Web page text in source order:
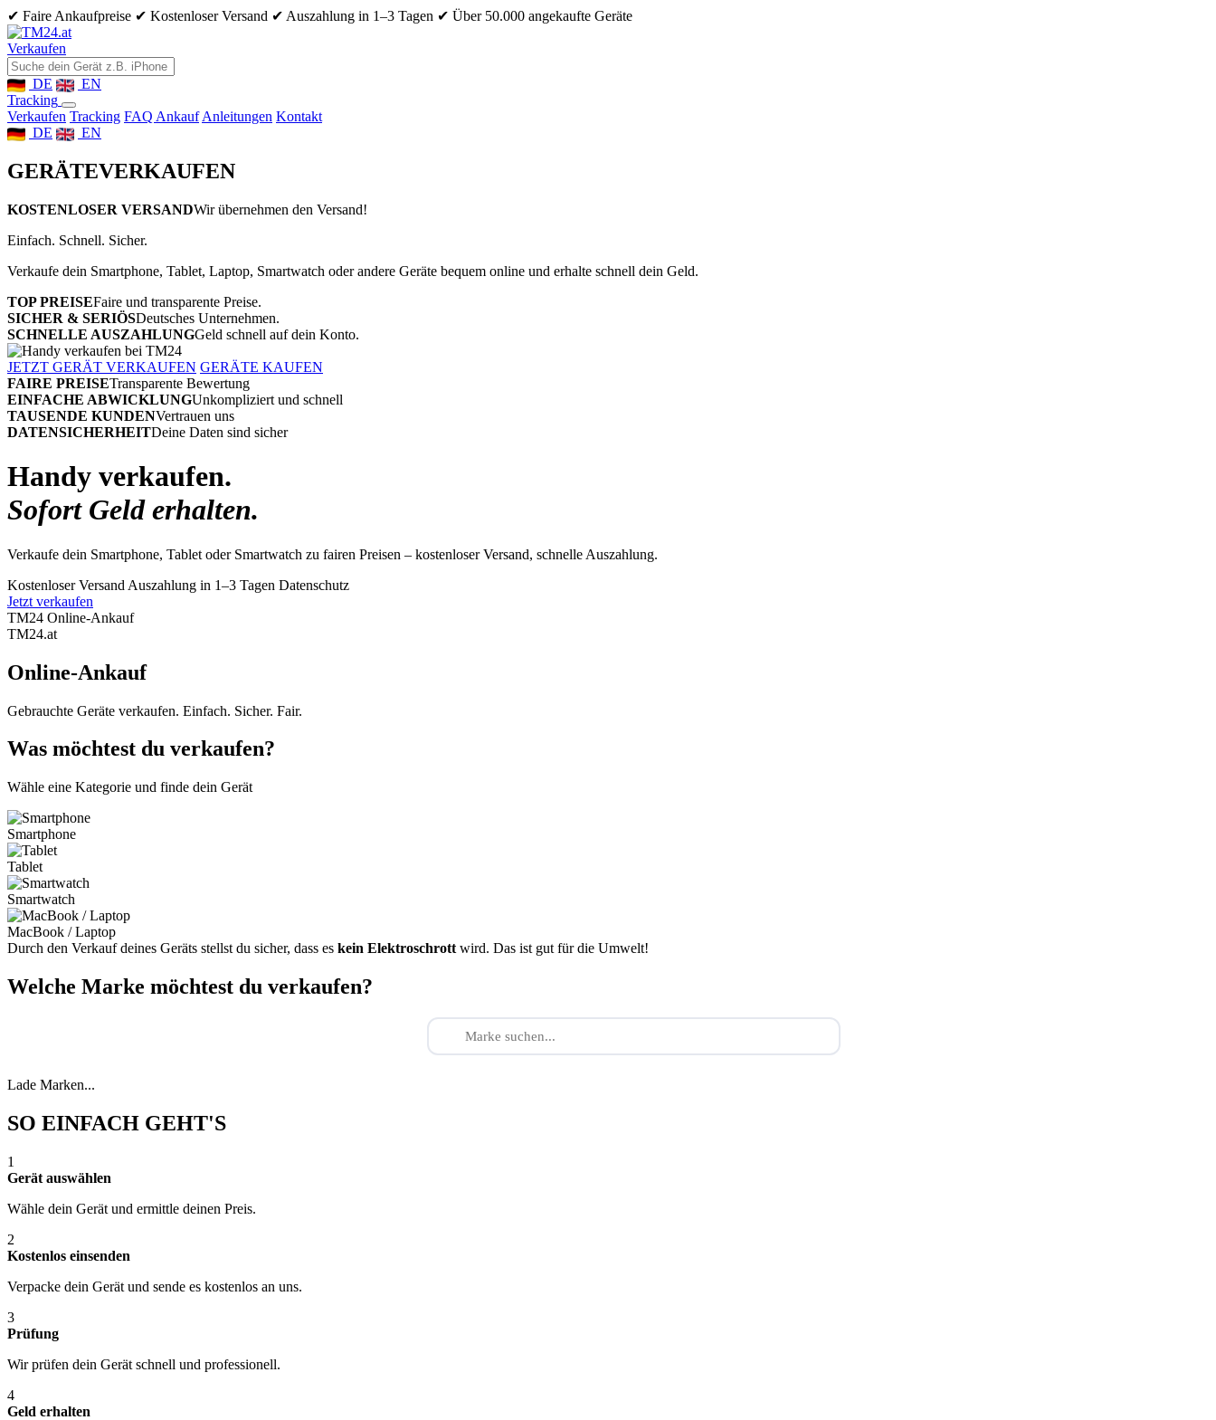
✔ Faire Ankaufpreise ✔ Kostenloser Versand ✔ Auszahlung in 1–3 Tagen ✔ Über 50.000 angekaufte Geräte
Verkaufen
DE
EN
Tracking
Verkaufen Tracking FAQ Ankauf Anleitungen Kontakt
DE
EN
GERÄTEVERKAUFEN
KOSTENLOSER VERSANDWir übernehmen den Versand!
Einfach. Schnell. Sicher.
Verkaufe dein Smartphone, Tablet, Laptop, Smartwatch oder andere Geräte bequem online und erhalte schnell dein Geld.
TOP PREISEFaire und transparente Preise.
SICHER & SERIÖSDeutsches Unternehmen.
SCHNELLE AUSZAHLUNGGeld schnell auf dein Konto.
JETZT GERÄT VERKAUFEN GERÄTE KAUFEN
FAIRE PREISETransparente Bewertung
EINFACHE ABWICKLUNGUnkompliziert und schnell
TAUSENDE KUNDENVertrauen uns
DATENSICHERHEITDeine Daten sind sicher
Handy verkaufen.
Sofort Geld erhalten.
Verkaufe dein Smartphone, Tablet oder Smartwatch zu fairen Preisen – kostenloser Versand, schnelle Auszahlung.
Kostenloser Versand Auszahlung in 1–3 Tagen Datenschutz
Jetzt verkaufen
TM24 Online-Ankauf
TM24.at
Online-Ankauf
Gebrauchte Geräte verkaufen. Einfach. Sicher. Fair.
Was möchtest du verkaufen?
Wähle eine Kategorie und finde dein Gerät
Smartphone
Tablet
Smartwatch
MacBook / Laptop
Durch den Verkauf deines Geräts stellst du sicher, dass es kein Elektroschrott wird. Das ist gut für die Umwelt!
Welche Marke möchtest du verkaufen?
Lade Marken...
SO EINFACH GEHT'S
1
Gerät auswählen
Wähle dein Gerät und ermittle deinen Preis.
2
Kostenlos einsenden
Verpacke dein Gerät und sende es kostenlos an uns.
3
Prüfung
Wir prüfen dein Gerät schnell und professionell.
4
Geld erhalten